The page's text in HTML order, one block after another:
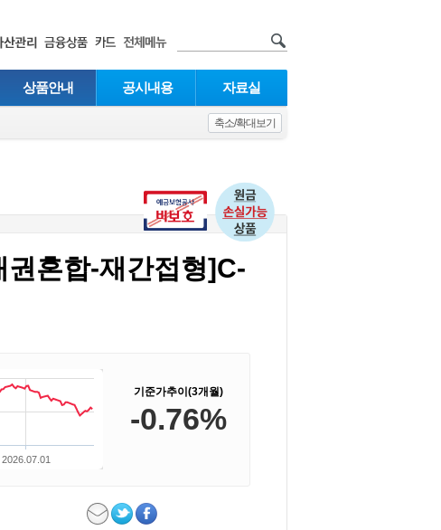
상품안내 공시내용 자료실
축소/확대보기
혼합-재간접형]C-
2026.07.01
기준가추이(3개월)
-0.76%